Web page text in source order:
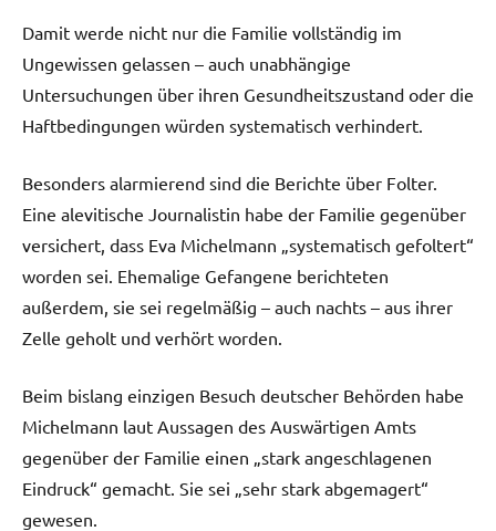
Damit werde nicht nur die Familie vollständig im
Ungewissen gelassen – auch unabhängige
Untersuchungen über ihren Gesundheitszustand oder die
Haftbedingungen würden systematisch verhindert.
Besonders alarmierend sind die Berichte über Folter.
Eine alevitische Journalistin habe der Familie gegenüber
versichert, dass Eva Michelmann „systematisch gefoltert“
worden sei. Ehemalige Gefangene berichteten
außerdem, sie sei regelmäßig – auch nachts – aus ihrer
Zelle geholt und verhört worden.
Beim bislang einzigen Besuch deutscher Behörden habe
Michelmann laut Aussagen des Auswärtigen Amts
gegenüber der Familie einen „stark angeschlagenen
Eindruck“ gemacht. Sie sei „sehr stark abgemagert“
gewesen.